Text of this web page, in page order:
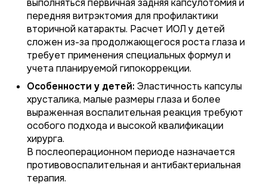
выполняться первичная задняя капсулотомия и
передняя витрэктомия для профилактики
вторичной катаракты. Расчет ИОЛ у детей
сложен из-за продолжающегося роста глаза и
требует применения специальных формул и
учета планируемой гипокоррекции.
Особенности у детей: Эластичность капсулы
хрусталика, малые размеры глаза и более
выраженная воспалительная реакция требуют
особого подхода и высокой квалификации
хирурга.
В послеоперационном периоде назначается
противовоспалительная и антибактериальная
терапия.